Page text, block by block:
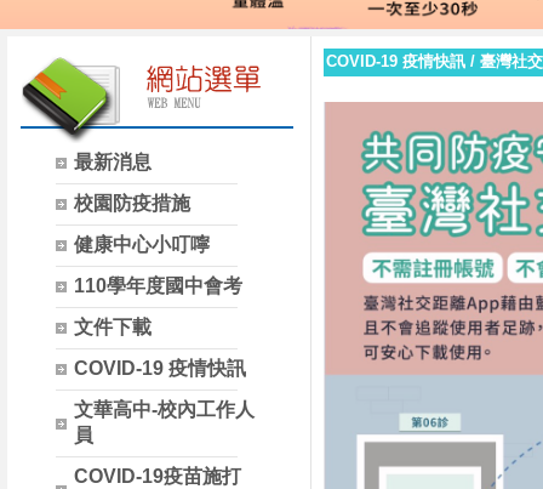
最新消息
校園防疫措施
健康中心小叮嚀
110學年度國中會考
文件下載
COVID-19 疫情快訊
文華高中-校內工作人
員
COVID-19疫苗施打
COVID-19 疫情快訊 / 臺灣社